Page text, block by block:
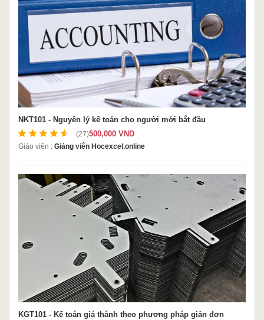
NKT101 - Nguyên lý kế toán cho người mới bắt đầu
(27)500,000 VND
Giáo viên : Giảng viên Hocexcel.online
KGT101 - Kế toán giá thành theo phương pháp giản đơn